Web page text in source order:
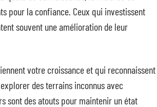
pour la confiance. Ceux qui investissent
souvent une amélioration de leur
votre croissance et qui reconnaissent
des terrains inconnus avec
sont des atouts pour maintenir un état